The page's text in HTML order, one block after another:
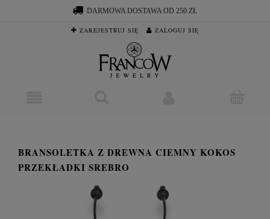
DARMOWA DOSTAWA OD 250 ZŁ
ZAREJESTRUJ SIĘ ZALOGUJ SIĘ
BRANSOLETKA Z DREWNA CIEMNY KOKOS
PRZEKŁADKI SREBRO